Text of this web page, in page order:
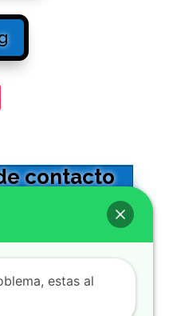
contacto
CP41001
y llamadas
estas al